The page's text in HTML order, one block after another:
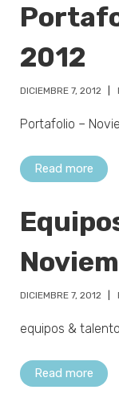
2012
DICIEMBRE 7, 2012
Portafolio –
Read more
DICIEMBRE 7, 2012
equipos &
Read more